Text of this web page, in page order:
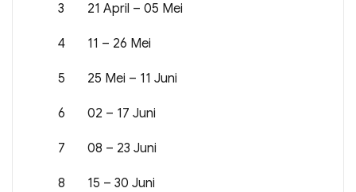
3 21 April – 05 Mei
4 11 – 26 Mei
5 25 Mei – 11 Juni
6 02 – 17 Juni
7 08 – 23 Juni
8 15 – 30 Juni